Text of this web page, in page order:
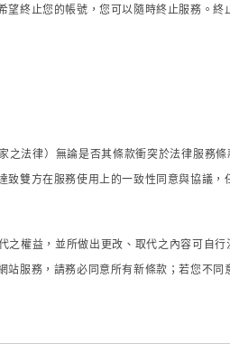
望終止您的帳號，您可以隨時終止服務。
之法律）無論是否其條款衝突於法律服務
致雙方在服務使用上的一致性同意與協議
之權益，並所做出更改、取代之內容可自
站服務，請務必同意所有新條款；若您不